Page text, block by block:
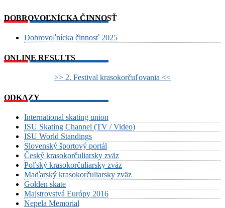
DOBROVOĽNÍCKA ČINNOSŤ
Dobrovoľnícka činnosť 2025
ONLINE RESULTS
>> 2. Festival krasokorčuľovania <<
ODKAZY
International skating union
ISU Skating Channel (TV / Video)
ISU World Standings
Slovenský športový portál
Český krasokorčuliarsky zväz
Poľský krasokorčuliarsky zväz
Maďarský krasokorčuliarsky zväz
Golden skate
Majstrovstvá Európy 2016
Nepela Memorial